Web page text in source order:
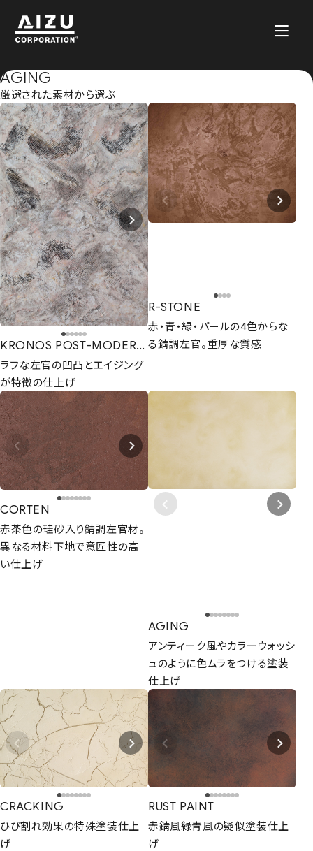
AGING
厳選された素材から選ぶ
KRONOS POST-MODERNO
ラフな左官の凹凸とエイジング
が特徴の仕上げ
R-STONE
赤・青・緑・パールの4色からな
る錆調左官。重厚な質感
CORTEN
赤茶色の珪砂入り錆調左官材。
異なる材料下地で意匠性の高
い仕上げ
AGING
アンティーク風やカラーウォッシ
ュのように色ムラをつける塗装
仕上げ
CRACKING
ひび割れ効果の特殊塗装仕上
げ
RUST PAINT
赤錆風緑青風の疑似塗装仕上
げ
CONTACT
まずは相談からでも、お気軽にお問い合
わせください。
Let's Connect !
ADDRESS
東京支社
関西営業所